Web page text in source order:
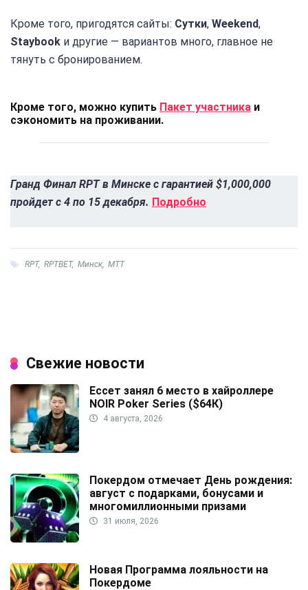
Кроме того, пригодятся сайты: Сутки, Weekend,
Staybook и другие — вариантов много, главное не
тянуть с бронированием.
Кроме того, можно купить Пакет участника и
сэкономить на проживании.
Гранд Финал RPT в Минске с гарантией $1,000,000
пройдет с 4 по 15 декабря. Подробно
RPT, RPTBET, Минск, МТТ
Свежие новости
Ессет занял 6 место в хайроллере
NOIR Poker Series ($64К)
4 августа, 2026
Покердом отмечает День рождения:
август с подарками, бонусами и
многомиллионными призами
31 июля, 2026
Новая Программа лояльности на
Покердоме